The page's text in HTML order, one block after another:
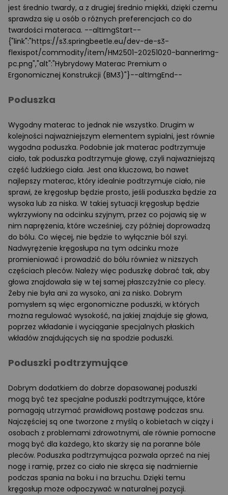
jest średnio twardy, a z drugiej średnio miękki, dzięki czemu
sprawdza się u osób o różnych preferencjach co do
twardości materaca. --altImgStart--
{"link":"https://s3.springbeetle.eu/dev-de-s3-
flexispot/commodity/item/HM2501-20251020-bannerImg-
pc.png","alt":"Hybrydowy Materac Premium o
Ergonomicznej Konstrukcji (BM3)"}--altImgEnd--
Poduszka
Wygodny materac to jednak nie wszystko. Drugim w
kolejności najważniejszym elementem sypialni, jest równie
wygodna poduszka. Podobnie jak materac podtrzymuje
ciało, tak poduszka podtrzymuje głowę, czyli najważniejszą
część ludzkiego ciała. Jest ona kluczowa, bo nawet
najlepszy materac, który idealnie podtrzymuje ciało, nie
sprawi, że kręgosłup będzie prosto, jeśli poduszka będzie za
wysoka lub za niska. W takiej sytuacji kręgosłup będzie
wykrzywiony na odcinku szyjnym, przez co pojawią się w
nim naprężenia, które wcześniej, czy później doprowadzą
do bólu. Co więcej, nie będzie to wyłącznie ból szyi.
Nadwyrężenie kręgosłupa na tym odcinku może
promieniować i prowadzić do bólu również w niższych
częściach pleców. Należy więc poduszkę dobrać tak, aby
głowa znajdowała się w tej samej płaszczyźnie co plecy.
Żeby nie była ani za wysoko, ani za nisko. Dobrym
pomysłem są więc ergonomiczne poduszki, w których
można regulować wysokość, na jakiej znajduje się głowa,
poprzez wkładanie i wyciąganie specjalnych płaskich
wkładów znajdujących się na spodzie poduszki.
Poduszki podtrzymujące
Dobrym dodatkiem do dobrze dopasowanej poduszki
mogą być też specjalne poduszki podtrzymujące, które
pomagają utrzymać prawidłową postawę podczas snu.
Najczęściej są one tworzone z myślą o kobietach w ciąży i
osobach z problemami zdrowotnymi, ale równie pomocne
mogą być dla każdego, kto skarży się na poranne bóle
pleców. Poduszka podtrzymująca pozwala oprzeć na niej
nogę i ramię, przez co ciało nie skręca się nadmiernie
podczas spania na boku i na brzuchu. Dzięki temu
kręgosłup może odpoczywać w naturalnej pozycji.